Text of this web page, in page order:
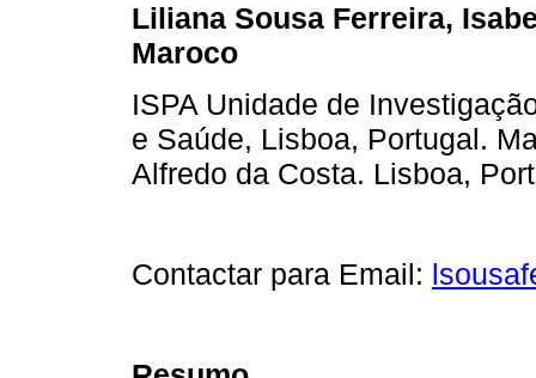
Liliana Sousa Ferreira,
Maroco
ISPA Unidade de
e Saúde, Lisboa, Portugal.
Alfredo da Costa. Lisboa,
Contactar para E­mail: